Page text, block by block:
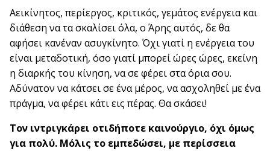
Αεικίνητος, περίεργος, κριτικός, γεμάτος ενέργεια και
διάθεση να τα σκαλίσει όλα, ο Άρης αυτός, δε θα
αφήσει κανέναν ασυγκίνητο. Όχι γιατί η ενέργεια του
είναι μεταδοτική, όσο γιατί μπορεί ώρες ώρες, εκείνη
η διαρκής του κίνηση, να σε φέρει στα όρια σου.
Αδύνατον να κάτσει σε ένα μέρος, να ασχοληθεί με ένα
πράγμα, να φέρει κάτι εις πέρας. Θα σκάσει!
Τον ιντριγκάρει οτιδήποτε καινούργιο, όχι όμως
για πολύ. Μόλις το εμπεδώσει, με περίσσεια